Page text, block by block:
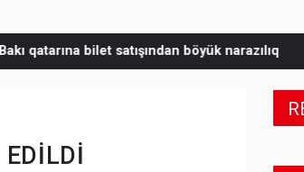
böyük narazılıq Zelenskinin